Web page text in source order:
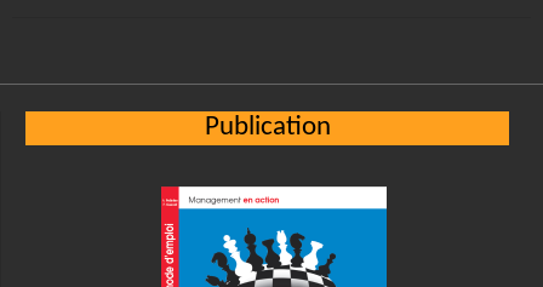
Publication